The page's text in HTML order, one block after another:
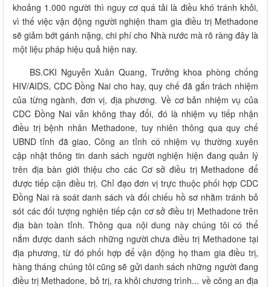
khoảng 1.000 người thì nguy cơ quá tải là điều khó tránh khỏi,
vì thế việc vận động người nghiện tham gia điều trị Methadone
sẽ giảm bớt gánh nặng, chi phí cho Nhà nước mà rõ ràng đây là
một liệu pháp hiệu quả hiện nay.
BS.CKI Nguyễn Xuân Quang, Trưởng khoa phòng chống
HIV/AIDS, CDC Đồng Nai cho hay, quy chế đã gắn trách nhiệm
của từng ngành, đơn vị, địa phương. Về cơ bản nhiệm vụ của
CDC Đồng Nai vẫn không thay đổi, đó là nhiệm vụ tiếp nhận
điều trị bệnh nhân Methadone, tuy nhiên thông qua quy chế
UBND tỉnh đã giao, Công an tỉnh có nhiệm vụ thường xuyên
cập nhật thông tin danh sách người nghiện hiện đang quản lý
trên địa bàn giới thiệu cho các Cơ sở điều trị Methadone để
được tiếp cận điều trị. Chỉ đạo đơn vị trực thuộc phối hợp CDC
Đồng Nai rà soát danh sách và đối chiếu hồ sơ nhằm tránh bỏ
sót các đối tượng nghiện tiếp cận cơ sở điều trị Methadone trên
địa bàn toàn tỉnh. Thông qua nội dung này chúng tôi có thể
nắm được danh sách những người chưa điều trị Methadone tại
địa phương, từ đó phối hợp để vận động họ tham gia điều trị,
hàng tháng chúng tôi cũng sẽ gửi danh sách những người đang
điều trị Methadone, bỏ trị, ra khỏi chương trình... về công an địa